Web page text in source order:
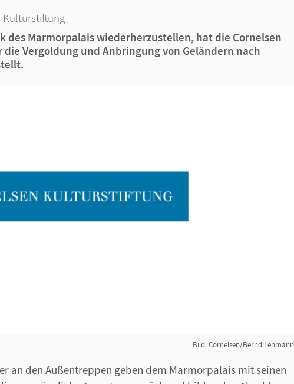
Kulturstiftung
des Marmorpalais wiederherzustellen, hat die Cornelsen
Vergoldung und Anbringung von Geländern nach
Bild: Cornelsen/Bernd Lehmann
an den Außentreppen geben dem Marmorpalais mit seinen